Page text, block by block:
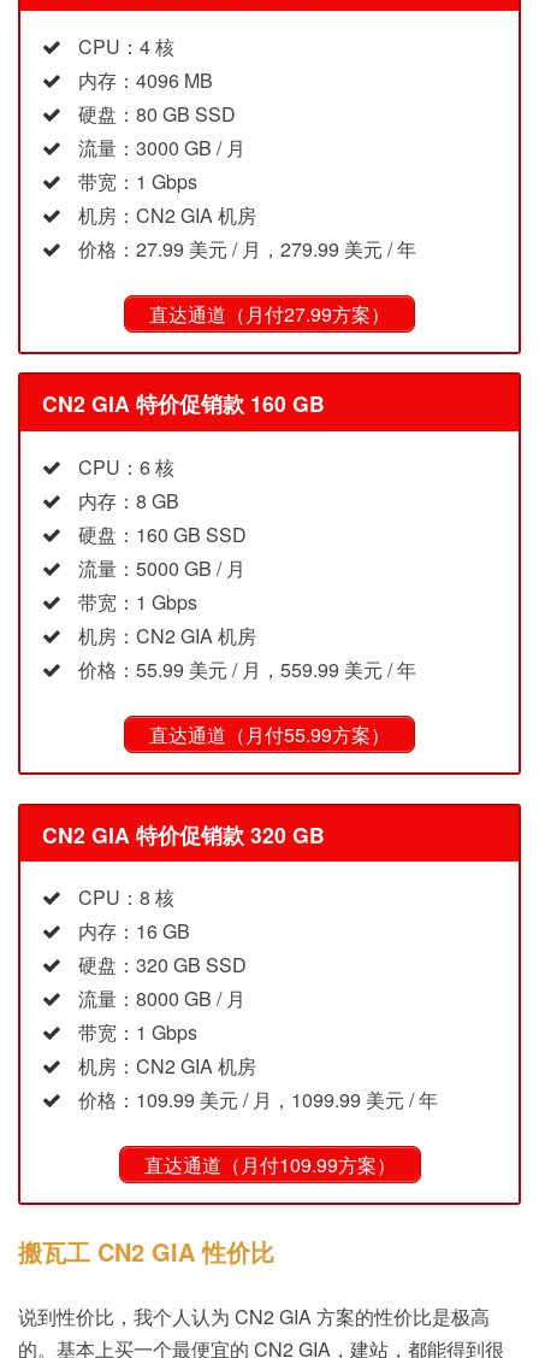
CPU：4 核
内存：4096 MB
硬盘：80 GB SSD
流量：3000 GB / 月
带宽：1 Gbps
机房：CN2 GIA 机房
价格：27.99 美元 / 月，279.99 美元 / 年
直达通道（月付27.99方案）
CN2 GIA 特价促销款 160 GB
CPU：6 核
内存：8 GB
硬盘：160 GB SSD
流量：5000 GB / 月
带宽：1 Gbps
机房：CN2 GIA 机房
价格：55.99 美元 / 月，559.99 美元 / 年
直达通道（月付55.99方案）
CN2 GIA 特价促销款 320 GB
CPU：8 核
内存：16 GB
硬盘：320 GB SSD
流量：8000 GB / 月
带宽：1 Gbps
机房：CN2 GIA 机房
价格：109.99 美元 / 月，1099.99 美元 / 年
直达通道（月付109.99方案）
搬瓦工 CN2 GIA 性价比
说到性价比，我个人认为 CN2 GIA 方案的性价比是极高
的。基本上买一个最便宜的 CN2 GIA，建站，都能得到很